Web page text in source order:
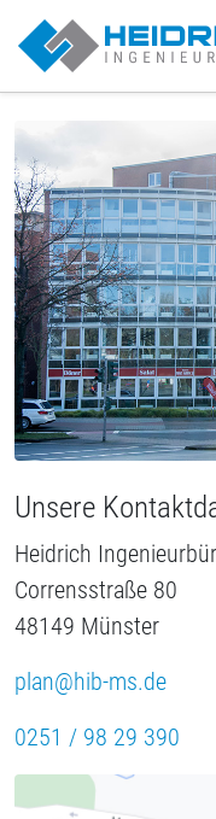
Unsere
Heidrich
Corrensstraße 80
48149 Münster
plan@hib-ms.de
0251 / 98 29 390